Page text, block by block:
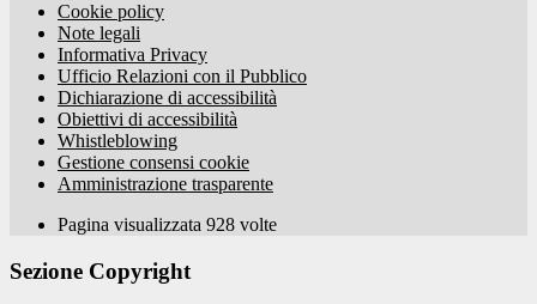
Cookie policy
Note legali
Informativa Privacy
Ufficio Relazioni con il Pubblico
Dichiarazione di accessibilità
Obiettivi di accessibilità
Whistleblowing
Gestione consensi cookie
Amministrazione trasparente
Pagina visualizzata 928 volte
Sezione Copyright